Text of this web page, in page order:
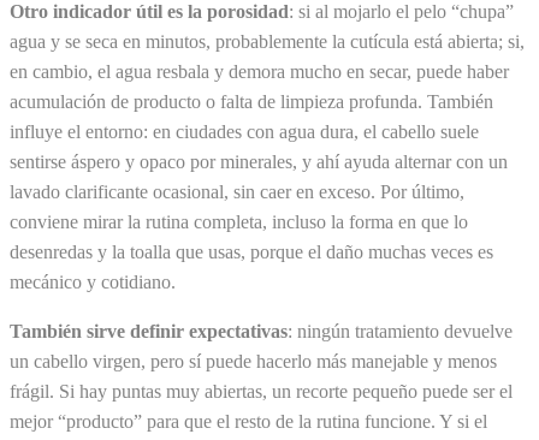
Otro indicador útil es la porosidad: si al mojarlo el pelo “chupa”
agua y se seca en minutos, probablemente la cutícula está abierta; si,
en cambio, el agua resbala y demora mucho en secar, puede haber
acumulación de producto o falta de limpieza profunda. También
influye el entorno: en ciudades con agua dura, el cabello suele
sentirse áspero y opaco por minerales, y ahí ayuda alternar con un
lavado clarificante ocasional, sin caer en exceso. Por último,
conviene mirar la rutina completa, incluso la forma en que lo
desenredas y la toalla que usas, porque el daño muchas veces es
mecánico y cotidiano.
También sirve definir expectativas: ningún tratamiento devuelve
un cabello virgen, pero sí puede hacerlo más manejable y menos
frágil. Si hay puntas muy abiertas, un recorte pequeño puede ser el
mejor “producto” para que el resto de la rutina funcione. Y si el